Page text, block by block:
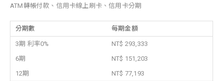
ATM轉帳付款、信用卡線上刷卡、信用卡分期
分期數 每期金額
3期 利率0%
NT$ 293,333
6期
NT$ 151,203
12期
NT$ 77,193